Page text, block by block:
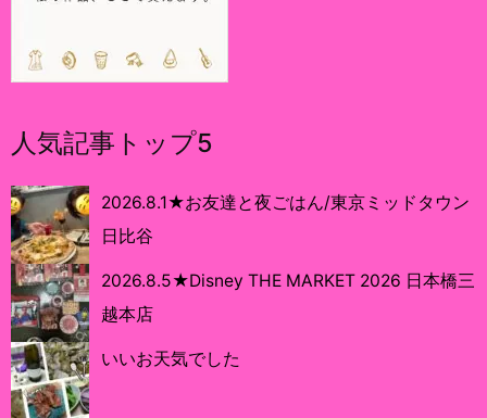
人気記事トップ5
2026.8.1★お友達と夜ごはん/東京ミッドタウン
日比谷
2026.8.5★Disney THE MARKET 2026 日本橋三
越本店
いいお天気でした